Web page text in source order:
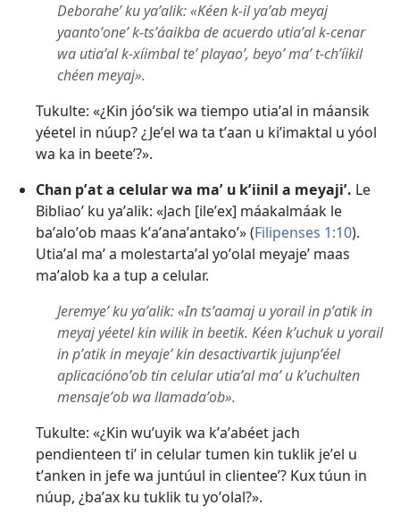
Deboraheʼ ku yaʼalik: «Kéen k-il yaʼab meyaj
yaantoʼoneʼ k-tsʼáaikba de acuerdo utiaʼal k-cenar
wa utiaʼal k-xíimbal teʼ playaoʼ, beyoʼ maʼ t-chʼíikil
chéen meyaj».
Tukulte: «¿Kin jóoʼsik wa tiempo utiaʼal in máansik
yéetel in núup? ¿Jeʼel wa ta tʼaan u kiʼimaktal u yóol
wa ka in beeteʼ?».
Chan pʼat a celular wa maʼ u kʼiinil a meyajiʼ. Le
Bibliaoʼ ku yaʼalik: «Jach [ileʼex] máakalmáak le
baʼaloʼob maas kʼaʼanaʼantakoʼ» (Filipenses 1:10).
Utiaʼal maʼ a molestartaʼal yoʼolal meyajeʼ maas
maʼalob ka a tup a celular.
Jeremyeʼ ku yaʼalik: «In tsʼaamaj u yorail in pʼatik in
meyaj yéetel kin wilik in beetik. Kéen kʼuchuk u yorail
in pʼatik in meyajeʼ kin desactivartik jujunpʼéel
aplicaciónoʼob tin celular utiaʼal maʼ u kʼuchulten
mensajeʼob wa llamadaʼob».
Tukulte: «¿Kin wuʼuyik wa kʼaʼabéet jach
pendienteen tiʼ in celular tumen kin tuklik jeʼel u
tʼanken in jefe wa juntúul in clienteeʼ? Kux túun in
núup, ¿baʼax ku tuklik tu yoʼolal?».